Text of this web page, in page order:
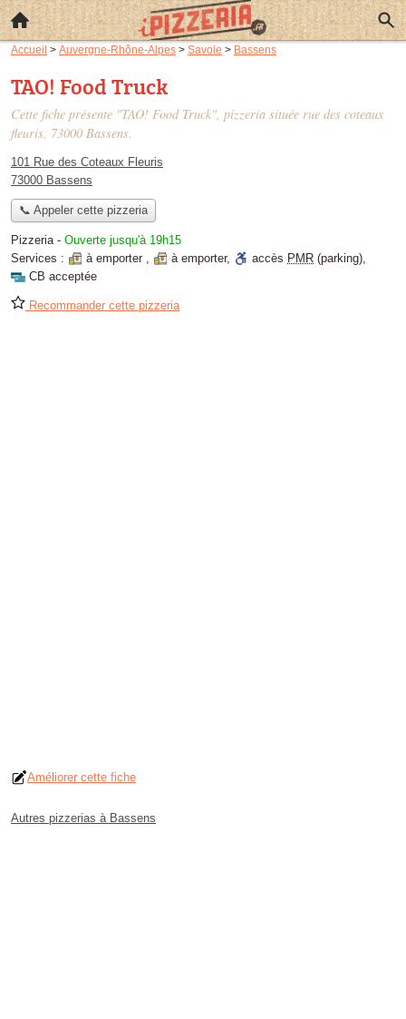
Accueil > Auvergne-Rhône-Alpes > Savoie > Bassens
TAO! Food Truck
Cette fiche présente "TAO! Food Truck", pizzeria située rue des coteaux
fleuris, 73000 Bassens.
101 Rue des Coteaux Fleuris
73000 Bassens
📞 Appeler cette pizzeria
Pizzeria- Ouverte jusqu'à 19h15
Services :
à emporter , à emporter, accès PMR (parking),
CB acceptée
Recommander cette pizzeria
Améliorer cette fiche
Autres pizzerias à Bassens